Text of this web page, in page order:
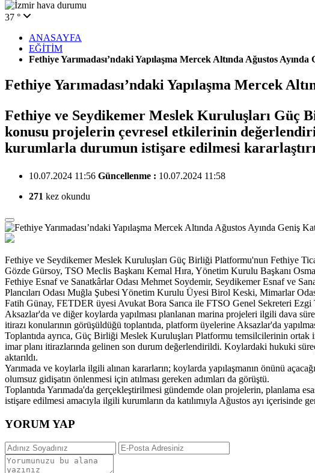
37 °
ANASAYFA
EĞİTİM
Fethiye Yarımadası’ndaki Yapılaşma Mercek Altında Ağustos Ayında
Fethiye Yarımadası’ndaki Yapılaşma Mercek
Fethiye ve Seydikemer Meslek Kuruluşları Güç
konusu projelerin çevresel etkilerinin
kurumlarla durumun istişare edilmesi
10.07.2024 11:56 Güncellenme : 10.07.2024 11:58
271 kez okundu
Fethiye ve Seydikemer Meslek Kuruluşları Güç Birliği Platformu'nun Fethiye
Gözde Gürsoy, TSO Meclis Başkanı Kemal Hıra, Yönetim Kurulu Başkanı
Fethiye Esnaf ve Sanatkârlar Odası Mehmet Soydemir, Seydikemer Esnaf ve
Plancıları Odası Muğla Şubesi Yönetim Kurulu Üyesi Birol Keski, Mimarlar
Fatih Günay, FETDER üyesi Avukat Bora Sarıca ile FTSO Genel Sekreteri Ezgi
Aksazlar'da ve diğer koylarda yapılması planlanan marina projeleri ilgili dava
itirazı konularının görüşüldüğü toplantıda, platform üyelerine Aksazlar'da
Toplantıda ayrıca, Güç Birliği Meslek Kuruluşları Platformu temsilcilerinin
imar planı itirazlarında gelinen son durum değerlendirildi. Koylardaki hukuki
aktarıldı.
Yarımada ve koylarla ilgili alınan kararların; koylarda yapılaşmanın önünü
olumsuz gidişatın önlenmesi için atılması gereken adımları da görüştü.
Toplantıda Yarımada'da gerçekleştirilmesi gündemde olan projelerin, planlama
istişare edilmesi amacıyla ilgili kurumların da katılımıyla Ağustos ayı içerisinde
YORUM YAP